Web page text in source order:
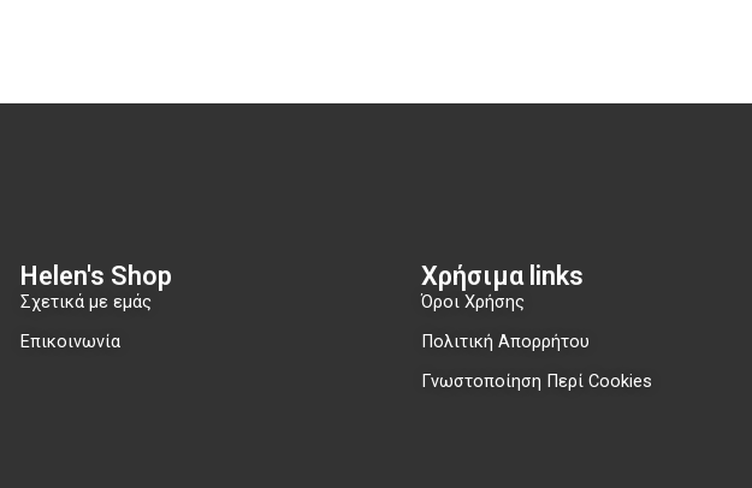
Helen's Shop
Σχετικά με εμάς
Επικοινωνία
Χρήσιμα links​
Όροι Χρήσης
Πολιτική Απορρήτου
Γνωστοποίηση Περί Cookies